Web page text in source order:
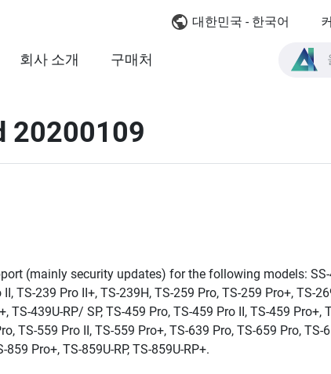
대한민국 - 한국어
회사 소개 구매처
20200109
(mainly security updates) for the following models: SS-
TS-239 Pro II+, TS-239H, TS-259 Pro, TS-259 Pro+, TS-
TS-439U-RP/ SP, TS-459 Pro, TS-459 Pro II, TS-459 Pro+,
TS-559 Pro II, TS-559 Pro+, TS-639 Pro, TS-659 Pro, TS-
859 Pro+, TS-859U-RP, TS-859U-RP+.